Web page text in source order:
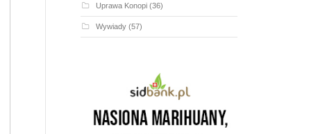
Uprawa Konopi(36)
Wywiady(57)